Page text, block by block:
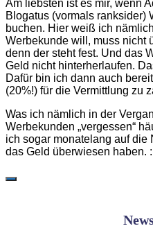
Am liebsten ist es mir, wenn
Blogatus (vormals ranksider)
buchen. Hier weiß ich
Werbekunde will, muss nicht
denn der steht fest. Und das
Geld nicht hinterherlaufen.
Dafür bin ich dann auch
(20%!) für die Vermittlung zu
Was ich nämlich in der
Werbekunden „vergessen“
ich sogar monatelang auf
das Geld überwiesen haben.